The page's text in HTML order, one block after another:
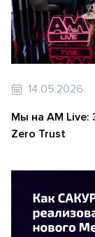
14.05.2026
Мы на AM Live:
Zero Trust